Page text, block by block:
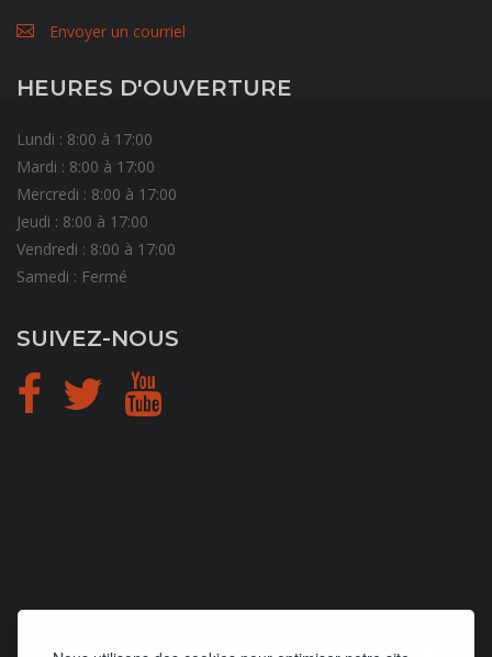
Envoyer un courriel
HEURES D'OUVERTURE
Lundi : 8:00 à 17:00
Mardi : 8:00 à 17:00
Mercredi : 8:00 à 17:00
Jeudi : 8:00 à 17:00
Vendredi : 8:00 à 17:00
Samedi : Fermé
SUIVEZ-NOUS